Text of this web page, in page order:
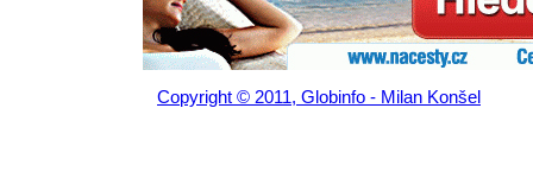
Copyright © 2011, Globinfo - Milan Konšel